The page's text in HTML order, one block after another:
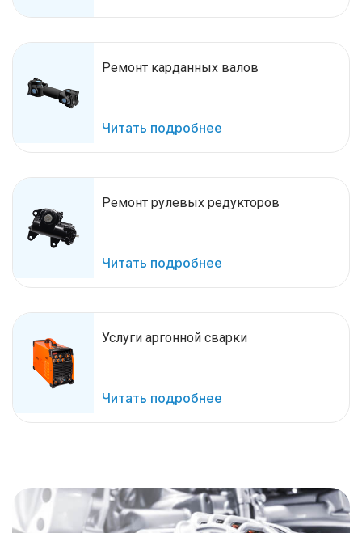
Ремонт карданных валов
Читать подробнее
Ремонт рулевых редукторов
Читать подробнее
Услуги аргонной сварки
Читать подробнее